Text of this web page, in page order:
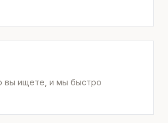
вы ищете, и мы быстро